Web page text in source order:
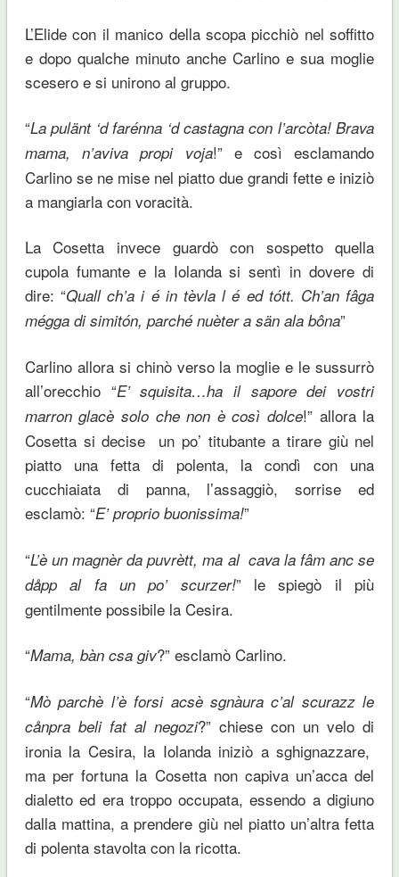
L’Elide con il manico della scopa picchiò nel soffitto
e dopo qualche minuto anche Carlino e sua moglie
scesero e si unirono al gruppo.
“La pulänt ‘d farénna ‘d castagna con l’arcòta! Brava
mama, n’aviva propi voja!” e così esclamando
Carlino se ne mise nel piatto due grandi fette e iniziò
a mangiarla con voracità.
La Cosetta invece guardò con sospetto quella
cupola fumante e la Iolanda si sentì in dovere di
dire: “Quall ch’a i é in tèvla l é ed tótt. Ch’an fâga
mégga di simitón, parché nuèter a sän ala bôna”
Carlino allora si chinò verso la moglie e le sussurrò
all’orecchio “E’ squisita…ha il sapore dei vostri
marron glacè solo che non è così dolce!” allora la
Cosetta si decise un po’ titubante a tirare giù nel
piatto una fetta di polenta, la condì con una
cucchiaiata di panna, l’assaggiò, sorrise ed
esclamò: “E’ proprio buonissima!”
“L’è un magnèr da puvrètt, ma al cava la fâm anc se
dåpp al fa un po’ scurzer!” le spiegò il più
gentilmente possibile la Cesira.
“Mama, bàn csa giv?” esclamò Carlino.
“Mò parchè l’è forsi acsè sgnàura c’al scurazz le
cånpra beli fat al negozi?” chiese con un velo di
ironia la Cesira, la Iolanda iniziò a sghignazzare,
ma per fortuna la Cosetta non capiva un’acca del
dialetto ed era troppo occupata, essendo a digiuno
dalla mattina, a prendere giù nel piatto un’altra fetta
di polenta stavolta con la ricotta.